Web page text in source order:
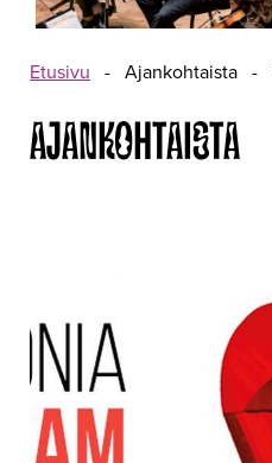
Etusivu - Ajankohtaista -
AJANKOHTAISTA